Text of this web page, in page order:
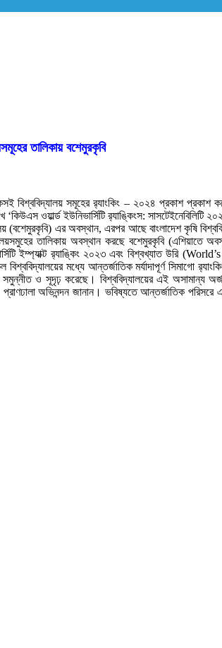
তালিকায় বশেমুরকৃবি
সমূহের র‌্যাংকিং – ২০২৪ প্রকাশ প্রকাশ
ওয়ার্ল্ড ইউনিভার্সিটি র‌্যাঙ্কিংস: সাসটেইনেবিলিটি
(বশেমুরকৃবি) এর অবস্থান, এরপর আছে বাংলাদেশ কৃষি
তালিকায় অবস্থান করছে বশেমুরকৃবি (এশিয়াতে
ইম্প্যাক্ট র‌্যাঙ্কিং ২০২৩ এবং বিশ্বখ্যাত
মধ্যে আন্তর্জাতিক মর্যাদাপূর্ণ সিমাগো
ও সূদৃঢ় করেছে। বিশ্ববিদ্যালয়ের এই অসামান্য
অভিনন্দন জানান। ভবিষ্যতে আন্তর্জাতিক